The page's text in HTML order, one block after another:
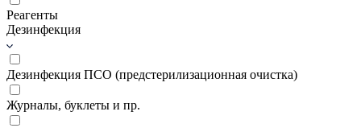
Реагенты
Дезинфекция
Дезинфекция ПСО (предстерилизационная очистка)
Журналы, буклеты и пр.